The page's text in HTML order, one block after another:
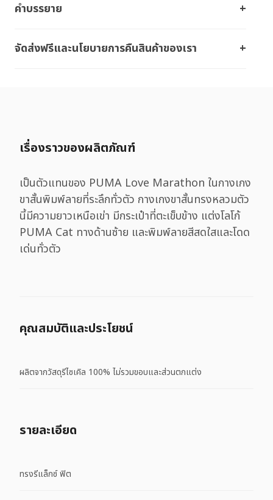
คำบรรยาย
จัดส่งฟรีและนโยบายการคืนสินค้าของเรา
เรื่องราวของผลิตภัณฑ์
เป็นตัวแทนของ PUMA Love Marathon ในกางเกง
ขาสั้นพิมพ์ลายที่ระลึกทั่วตัว กางเกงขาสั้นทรงหลวมตัว
นี้มีความยาวเหนือเข่า มีกระเป๋าที่ตะเข็บข้าง แต่งโลโก้
PUMA Cat ทางด้านซ้าย และพิมพ์ลายสีสดใสและโดด
เด่นทั่วตัว
คุณสมบัติและประโยชน์
ผลิตจากวัสดุรีไซเคิล 100% ไม่รวมขอบและส่วนตกแต่ง
รายละเอียด
ทรงรีแล็กซ์ ฟิต